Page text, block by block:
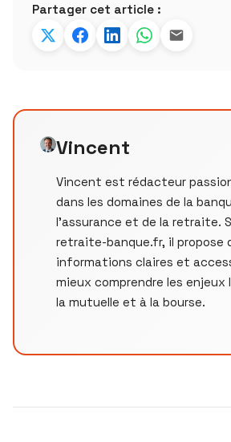
Partager cet article :
Vincent
Vincent est rédacteur
dans les domaines de la
l'assurance et de la retraite.
retraite-banque.fr, il propose
informations claires et
mieux comprendre les enjeux
la mutuelle et à la bourse.